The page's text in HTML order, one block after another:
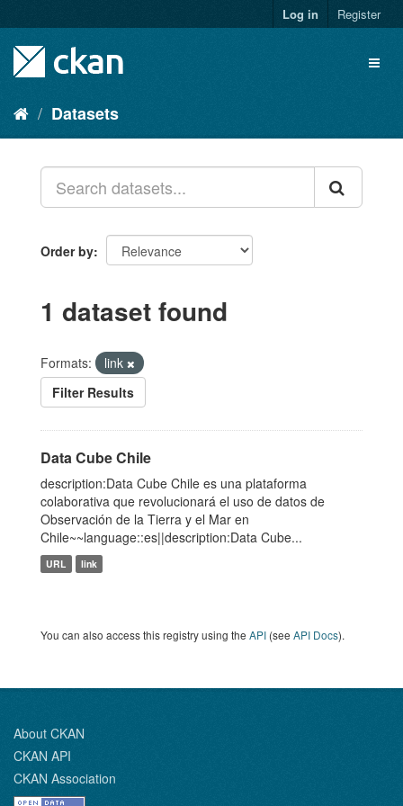
to
content
Log in Register
Datasets
Order by
1 dataset found
Formats:
link
Filter Results
Data Cube Chile
description:Data Cube Chile es una plataforma
colaborativa que revolucionará el uso de datos de
Observación de la Tierra y el Mar en
Chile~~language::es||description:Data Cube...
URL link
You can also access this registry using the API (see API Docs).
About CKAN
CKAN API
CKAN Association